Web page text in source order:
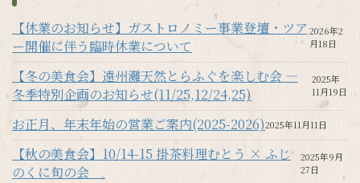
【休業のお知らせ】ガストロノミー事業登壇・ツア
ー開催に伴う臨時休業について
2026年2
月18日
【冬の美食会】遠州灘天然とらふぐを楽しむ会 —
冬季特別企画のお知らせ(11/25,12/24,25)
2025年
11月19日
お正月、年末年始の営業ご案内(2025-2026)2025年11月11日
【秋の美食会】10/14-15 掛茶料理むとう × ふじ
のくに旬の会
2025年9月
27日